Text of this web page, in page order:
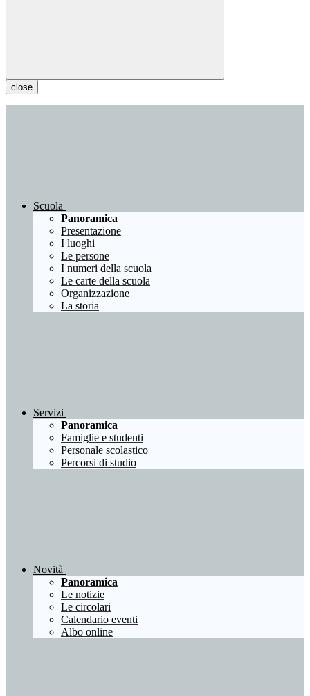
close
Scuola
Panoramica
Presentazione
I luoghi
Le persone
I numeri della scuola
Le carte della scuola
Organizzazione
La storia
Servizi
Panoramica
Famiglie e studenti
Personale scolastico
Percorsi di studio
Novità
Panoramica
Le notizie
Le circolari
Calendario eventi
Albo online